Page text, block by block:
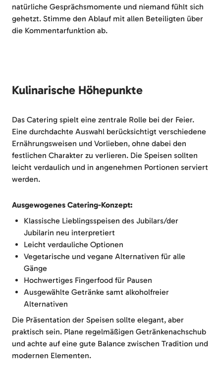
natürliche Gesprächsmomente und niemand fühlt sich
gehetzt. Stimme den Ablauf mit allen Beteiligten über
die Kommentarfunktion ab.
Kulinarische Höhepunkte
Das Catering spielt eine zentrale Rolle bei der Feier.
Eine durchdachte Auswahl berücksichtigt verschiedene
Ernährungsweisen und Vorlieben, ohne dabei den
festlichen Charakter zu verlieren. Die Speisen sollten
leicht verdaulich und in angenehmen Portionen serviert
werden.
Ausgewogenes Catering-Konzept:
Klassische Lieblingsspeisen des Jubilars/der
Jubilarin neu interpretiert
Leicht verdauliche Optionen
Vegetarische und vegane Alternativen für alle
Gänge
Hochwertiges Fingerfood für Pausen
Ausgewählte Getränke samt alkoholfreier
Alternativen
Die Präsentation der Speisen sollte elegant, aber
praktisch sein. Plane regelmäßigen Getränkenachschub
und achte auf eine gute Balance zwischen Tradition und
modernen Elementen.